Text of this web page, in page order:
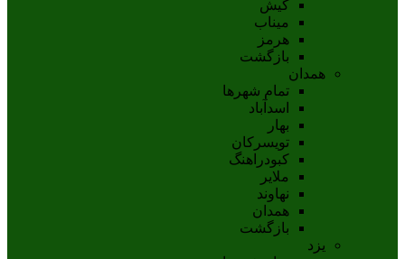
کيش
ميناب
هرمز
بازگشت
همدان
تمام شهر‌ها
اسدآباد
بهار
تويسرکان
کبودراهنگ
ملاير
نهاوند
همدان
بازگشت
یزد